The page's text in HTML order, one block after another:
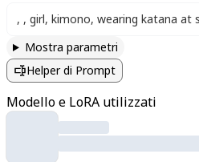
, , girl, kimono, wearing katana at
Mostra parametri
Helper di Prompt
Modello e LoRA utilizzati